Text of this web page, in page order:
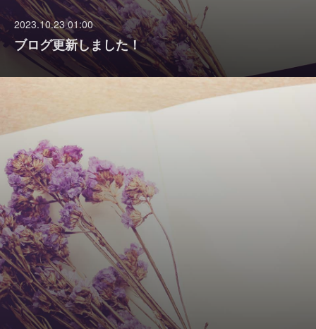
2023.10.23 01:00
ブログ更新しました！